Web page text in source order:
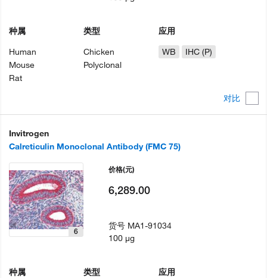
对比
种属
Human
Mouse
Rat
类型
Chicken
Polyclonal
应用
WB
IHC (P)
Invitrogen
Calreticulin Monoclonal Antibody (FMC 75)
6
种属
类型
应用
价格(元)
6,289.00
货号 MA1-91034
100 µg